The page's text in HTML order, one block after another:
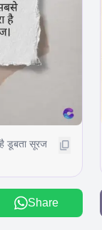
डूबता सूरज
Share